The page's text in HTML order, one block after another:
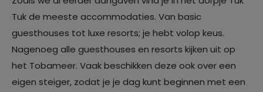
Tuk de meeste accommodaties. Van basic
guesthouses tot luxe resorts; je hebt volop keus.
Nagenoeg alle guesthouses en resorts kijken uit op
het Tobameer. Vaak beschikken deze ook over een
eigen steiger, zodat je je dag kunt beginnen met een